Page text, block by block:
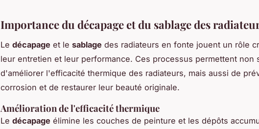
Importance du décapage et du sablage des
Le décapage et le sablage des radiateurs en fonte jouent un rôle
leur entretien et leur performance. Ces processus permettent non
d'améliorer l'efficacité thermique des radiateurs, mais aussi de
corrosion et de restaurer leur beauté originale.
Amélioration de l'efficacité thermique
Le décapage élimine les couches de peinture et les dépôts